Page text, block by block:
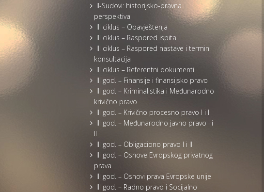
II-Sudovi: historijsko-pravna
perspektiva
III ciklus – Obavještenja
III ciklus – Raspored ispita
III ciklus – Raspored nastave i termini
konsultacija
III ciklus – Referentni dokumenti
III god. – Finansije i finansijsko pravo
III god. – Kriminalistika i Međunarodno
krivično pravo
III god. – Krivično procesno pravo I i II
III god. – Međunarodno javno pravo I i
II
III god. – Obligaciono pravo I i II
III god. – Osnove Evropskog privatnog
prava
III god. – Osnovi prava Evropske unije
III god. – Radno pravo i Socijalno